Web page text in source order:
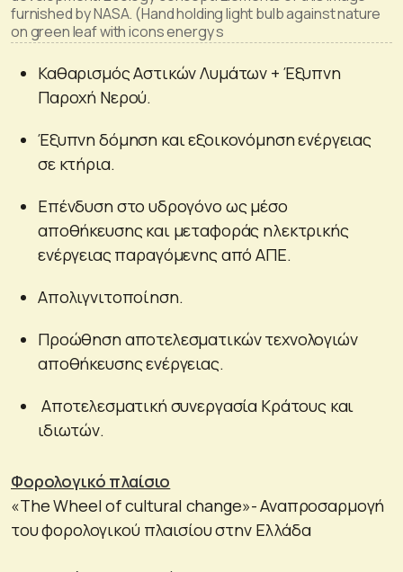
furnished by NASA. (Hand holding light bulb against nature
on green leaf with icons energy s
Καθαρισμός Αστικών Λυμάτων + Έξυπνη
Παροχή Νερού.
Έξυπνη δόμηση και εξοικονόμηση ενέργειας
σε κτήρια.
Επένδυση στο υδρογόνο ως μέσο
αποθήκευσης και μεταφοράς ηλεκτρικής
ενέργειας παραγόμενης από ΑΠΕ.
Aπολιγνιτοποίηση.
Προώθηση αποτελεσματικών τεχνολογιών
αποθήκευσης ενέργειας.
Αποτελεσματική συνεργασία Κράτους και
ιδιωτών.
Φορολογικό πλαίσιο
«The Wheel of cultural change»- Αναπροσαρμογή
του φορολογικού πλαισίου στην Ελλάδα